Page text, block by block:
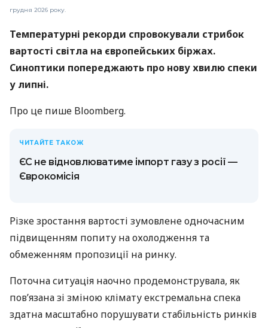
грудня 2026 року.
Температурні рекорди спровокували стрибок
вартості світла на європейських біржах.
Синоптики попереджають про нову хвилю спеки
у липні.
Про це пише Bloomberg.
ЧИТАЙТЕ ТАКОЖ
ЄС не відновлюватиме імпорт газу з росії —
Єврокомісія
Різке зростання вартості зумовлене одночасним
підвищенням попиту на охолодження та
обмеженням пропозиції на ринку.
Поточна ситуація наочно продемонструвала, як
пов’язана зі зміною клімату екстремальна спека
здатна масштабно порушувати стабільність ринків